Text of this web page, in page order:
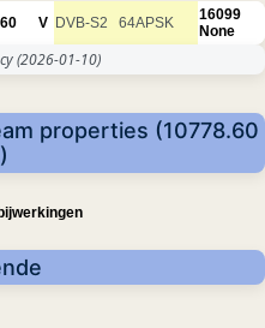
V DVB-S2 64APSK
16099
None
(2026-01-10)
properties (10778.60